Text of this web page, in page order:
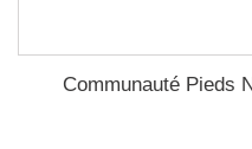
Communauté Pieds